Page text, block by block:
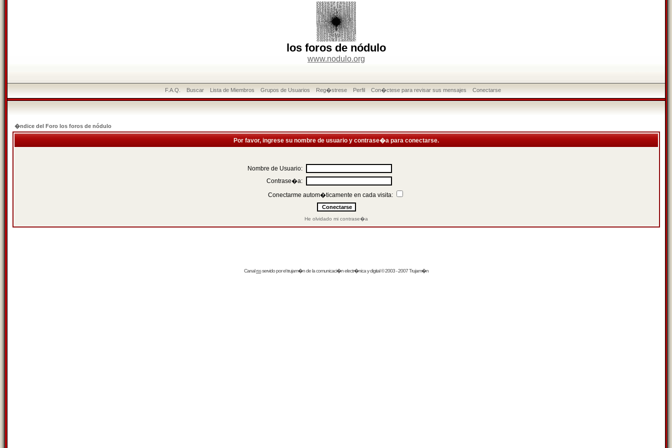
los foros de nódulo
www.nodulo.org
F.A.Q. Buscar Lista de Miembros Grupos de Usuarios Reg�strese Perfil Con�ctese para revisar sus mensajes Conectarse
�ndice del Foro los foros de nódulo
Por favor, ingrese su nombre de usuario y contrase�a para conectarse.
Nombre de Usuario:
Contrase�a:
Conectarme autom�ticamente en cada visita:
He olvidado mi contrase�a
Canalrssservido por eltrujam�nde la comunicaci�n electr�nica y digital © 2003 - 2007 Trujam�n